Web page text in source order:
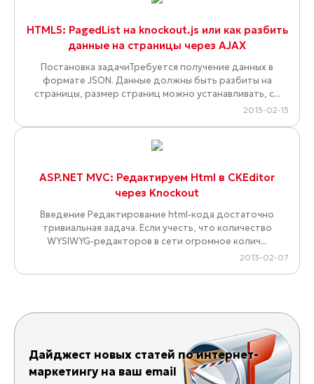
HTML5: PagedList на knockout.js или как разбить
данные на страницы через AJAX
Постановка задачиТребуется получение данных в
формате JSON. Данные должны быть разбиты на
страницы, размер страниц можно устанавливать, с...
2013-02-13
ASP.NET MVC: Редактируем Html в CKEditor
через Knockout
Введение Редактирование html-кода достаточно
тривиальная задача. Если учесть, что количество
WYSIWYG-редакторов в сети огромное колич...
2013-02-07
Дайджест новых статей по интернет-
маркетингу на ваш email